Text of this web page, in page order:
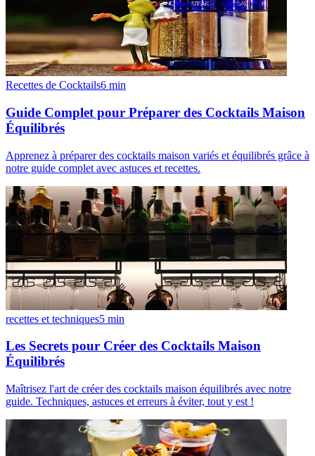
Recettes de Cocktails6 min
Guide Complet pour Préparer des Cocktails Maison
Équilibrés
Apprenez à préparer des cocktails maison variés et équilibrés grâce à
notre guide complet avec astuces et recettes.
recettes et techniques5 min
Les Secrets pour Créer des Cocktails Maison
Équilibrés
Maîtrisez l'art de créer des cocktails maison équilibrés avec notre
guide. Techniques, astuces et erreurs à éviter, tout y est !